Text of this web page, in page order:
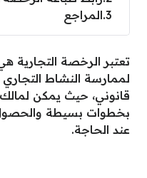
3 المراجع
تعتبر الرخصة التجارية
لممارسة النشاط
قانوني، حيث يمكن
بخطوات بسيطة
عند الحاجة.